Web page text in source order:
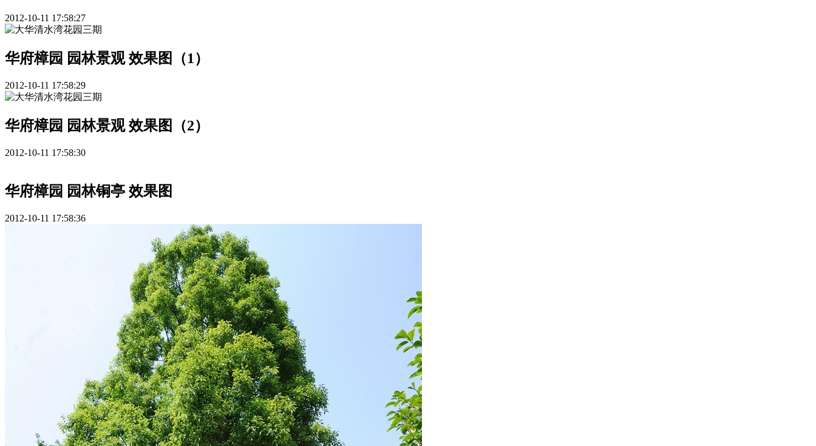
2012-10-11 17:58:27
华府樟园 园林景观 效果图（1）
2012-10-11 17:58:29
华府樟园 园林景观 效果图（2）
2012-10-11 17:58:30
华府樟园 园林铜亭 效果图
2012-10-11 17:58:36